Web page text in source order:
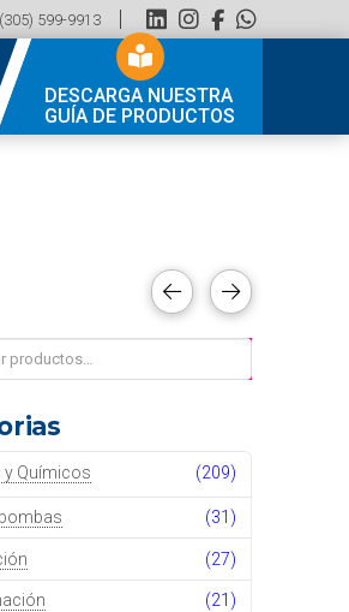
599-9913
DESCARGA NUESTRA
GUÍA DE PRODUCTOS
y Químicos (209)
(31)
(27)
(21)